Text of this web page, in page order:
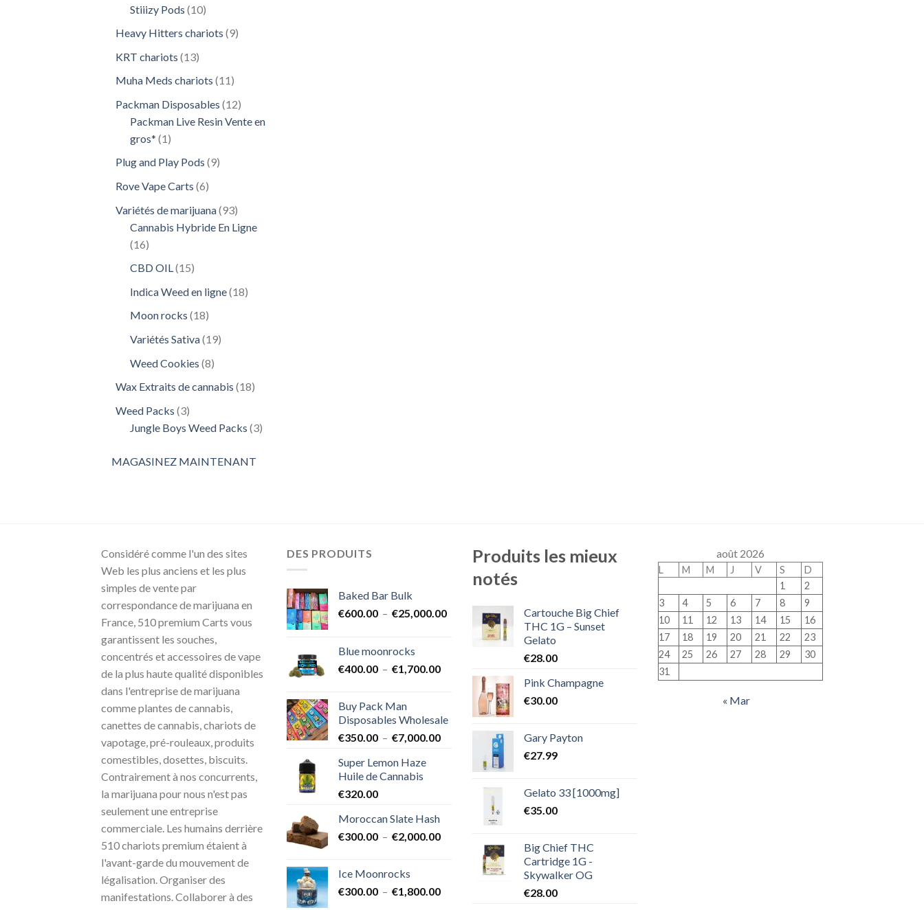
Stiiizy Pods 1010
Heavy Hitters chariots 99
KRT chariots 1313
Muha Meds chariots 1111
Packman Disposables 1212
produits
Packman Live Resin Vente en
gros* 11
Plug and Play Pods 99
Rove Vape Carts 66
Variétés de marijuana 9393
produits
Cannabis Hybride En Ligne
1616
CBD OIL 1515
Indica Weed en ligne 1818
Moon rocks 1818
Variétés Sativa 1919
Weed Cookies 88
Wax Extraits de cannabis 1818
Weed Packs 33
produits
Jungle Boys Weed Packs 33
MAGASINEZ MAINTENANT
Considéré comme l'un des sites
Web les plus anciens et les plus
simples de vente par
correspondance de marijuana en
France, 510 premium Carts vous
garantissent les souches,
concentrés et accessoires de vape
de la plus haute qualité disponibles
dans l'entreprise de marijuana
comme plantes de cannabis,
canettes de cannabis, chariots de
vapotage, pré-rouleaux, produits
comestibles, dosettes, biscuits.
Contrairement à nos concurrents,
la marijuana pour nous n'est pas
seulement une entreprise
commerciale. Les humains derrière
510 chariots premium étaient à
l'avant-garde du mouvement de
légalisation. Organiser des
manifestations. Collaborer à des
DES PRODUITS
Baked Bar Bulk
€600.00 – €25,000.00Plage
€25,000.00
Blue moonrocks
€400.00 – €1,700.00Plage
€400.00
à
€1,700.00
Buy Pack Man
Disposables Wholesale
€350.00 – €7,000.00Plage
Super Lemon Haze
Huile de Cannabis
€320.00
Moroccan Slate Hash
€300.00 – €2,000.00Plage
à
Ice Moonrocks
€300.00 – €1,800.00Plage
Produits les mieux
notés
Cartouche Big Chief
THC 1G – Sunset
Gelato
€28.00
Pink Champagne
€30.00
Gary Payton
€27.99
Gelato 33 [1000mg]
€35.00
Big Chief THC
Cartridge 1G -
Skywalker OG
€28.00
août 2026
L M M J V S
D
1
2
3
4 5 6 7 8
9
10
11 12 13 14 15
16
17
18 19 20 21 22
23
24
25 26 27 28 29
30
31
« Mar